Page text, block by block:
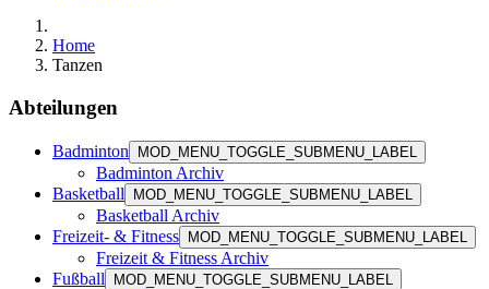
Home
Tanzen
Abteilungen
Badminton MOD_MENU_TOGGLE_SUBMENU_LABEL
Badminton Archiv
Basketball
MOD_MENU_TOGGLE_SUBMENU_LABEL
Basketball Archiv
Freizeit- & Fitness
MOD_MENU_TOGGLE_SUBMENU_LABEL
Freizeit & Fitness Archiv
Fußball
MOD_MENU_TOGGLE_SUBMENU_LABEL